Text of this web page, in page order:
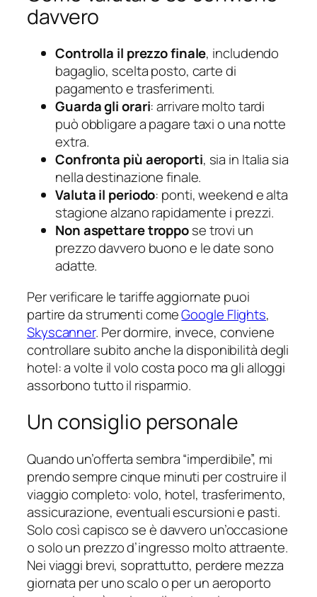
davvero
Controlla il prezzo finale, includendo
bagaglio, scelta posto, carte di
pagamento e trasferimenti.
Guarda gli orari: arrivare molto tardi
può obbligare a pagare taxi o una notte
extra.
Confronta più aeroporti, sia in Italia sia
nella destinazione finale.
Valuta il periodo: ponti, weekend e alta
stagione alzano rapidamente i prezzi.
Non aspettare troppose trovi un
prezzo davvero buono e le date sono
adatte.
Per verificare le tariffe aggiornate puoi
partire da strumenti comeGoogle Flights,
Skyscanner. Per dormire, invece, conviene
controllare subito anche la disponibilità degli
hotel: a volte il volo costa poco ma gli alloggi
assorbono tutto il risparmio.
Un consiglio personale
Quando un’offerta sembra “imperdibile”, mi
prendo sempre cinque minuti per costruire il
viaggio completo: volo, hotel, trasferimento,
assicurazione, eventuali escursioni e pasti.
Solo così capisco se è davvero un’occasione
o solo un prezzo d’ingresso molto attraente.
Nei viaggi brevi, soprattutto, perdere mezza
giornata per uno scalo o per un aeroporto